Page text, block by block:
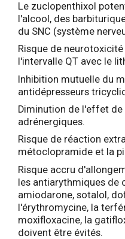
Le zuclopenthixol
l'alcool, des
du SNC (système
Risque de
l'intervalle QT avec le
Inhibition mutuelle du
antidépresseurs
Diminution de l'effet
adrénergiques.
Risque de réaction
métoclopramide et la
Risque accru
les antiarythmiques de
amiodarone, sotalol,
l'érythromycine, la
moxifloxacine, la
doivent être évités.